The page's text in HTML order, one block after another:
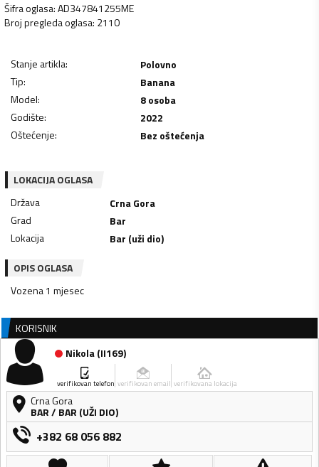
Šifra oglasa:AD347841255ME
Broj pregleda oglasa: 2110
Stanje artikla:
Polovno
Tip:
Banana
Model:
8 osoba
Godište:
2022
Oštećenje: Bez oštećenja
LOKACIJA OGLASA
Država
Crna Gora
Grad
Bar
Lokacija
Bar (uži dio)
OPIS OGLASA
Vozena 1 mjesec
KORISNIK
Nikola(II169)
verifikovan telefon verifikovan email verifikovana lokacija
Crna Gora
BAR/ BAR (UŽI DIO)
+382 68 056 882